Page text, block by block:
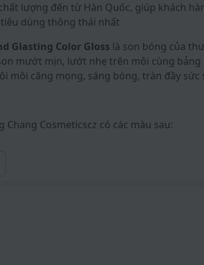
lượng đến từ Hàn Quốc, giúp khách
dùng thông thái nhất
Glasting Color Gloss là son bóng của
mướt mịn, lướt nhẹ trên môi cùng bảng
môi căng mọng, sáng bóng, tràn đầy sức
Cosmeticscz có các màu sau: